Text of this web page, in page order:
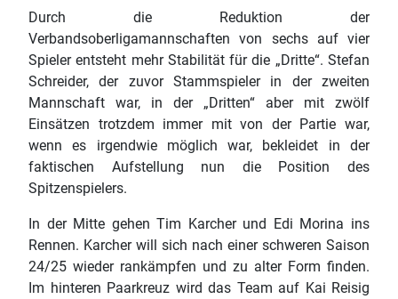
Durch die Reduktion der
Verbandsoberligamannschaften von sechs auf vier
Spieler entsteht mehr Stabilität für die „Dritte“. Stefan
Schreider, der zuvor Stammspieler in der zweiten
Mannschaft war, in der „Dritten“ aber mit zwölf
Einsätzen trotzdem immer mit von der Partie war,
wenn es irgendwie möglich war, bekleidet in der
faktischen Aufstellung nun die Position des
Spitzenspielers.
In der Mitte gehen Tim Karcher und Edi Morina ins
Rennen. Karcher will sich nach einer schweren Saison
24/25 wieder rankämpfen und zu alter Form finden.
Im hinteren Paarkreuz wird das Team auf Kai Reisig